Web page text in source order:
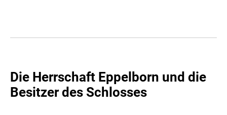
Die Herrschaft Eppelborn und die
Besitzer des Schlosses